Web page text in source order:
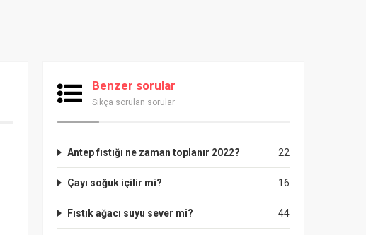
Benzer sorular
Sıkça sorulan sorular
22
Antep fıstığı ne zaman toplanır 2022?
16
Çayı soğuk içilir mi?
44
Fıstık ağacı suyu sever mi?